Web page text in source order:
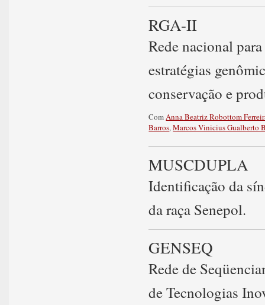
RGA-II
Rede nacional
estratégias
conservação e
ComAnna Beatriz Robottom
Barros,Marcos Vinicius Gualberto
MUSCDUPLA
Identificação da
da raça Senepol.
GENSEQ
Rede de
de Tecnologias